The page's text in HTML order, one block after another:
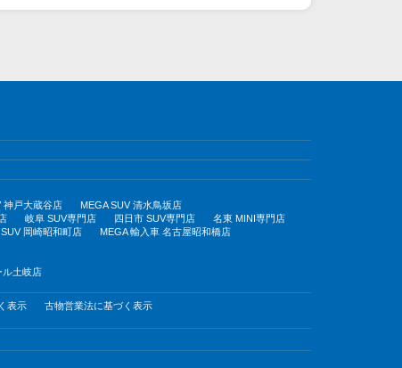
神戸大蔵谷店
MEGA SUV 清水鳥坂店
岐阜 SUV専門店 四日市 SUV専門店
名東 MINI専門店
岡崎昭和町店
MEGA 輸入車 名古屋昭和橋店
ル土岐店
表示
古物営業法に基づく表示